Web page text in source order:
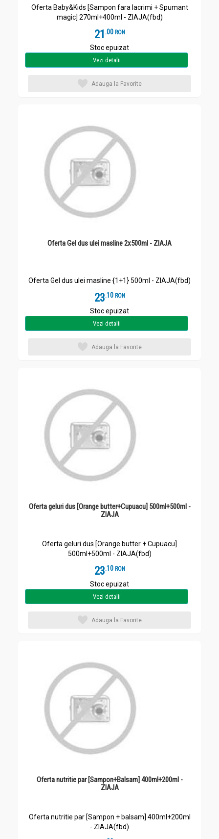
Oferta Baby&Kids [Sampon fara lacrimi + Spumant
magic] 270ml+400ml - ZIAJA(fbd)
21 .0 RON
Stoc epuizat
Vezi detalii
Adauga la Favorite
Oferta Gel dus ulei masline 2x500ml - ZIAJA
Oferta Gel dus ulei masline {1+1} 500ml - ZIAJA(fbd)
23.1 RON
Stoc epuizat
Vezi detalii
Adauga la Favorite
Oferta geluri dus [Orange butter+Cupuacu] 500ml+500ml -
ZIAJA
Oferta geluri dus [Orange butter + Cupuacu]
500ml+500ml - ZIAJA(fbd)
23.1 RON
Stoc epuizat
Vezi detalii
Adauga la Favorite
Oferta nutritie par [Sampon+Balsam] 400ml+200ml -
ZIAJA
Oferta nutritie par [Sampon + balsam] 400ml+200ml
- ZIAJA(fbd)